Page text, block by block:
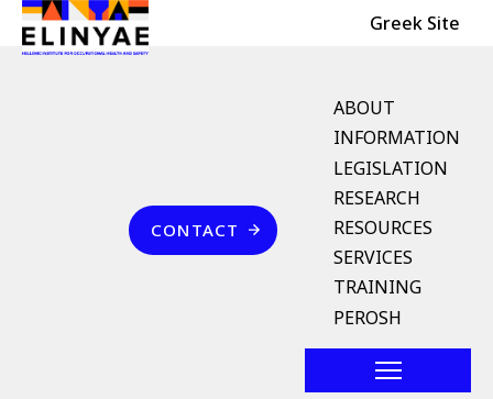
Skip to main content
Header Top Greek Site
English Menu
ABOUT
INFORMATION
LEGISLATION
RESEARCH
RESOURCES
SERVICES
TRAINING
PEROSH
Επικοινωνία
CONTACT
Breadcrumb
Αγγλοελληνικό Λεξικό